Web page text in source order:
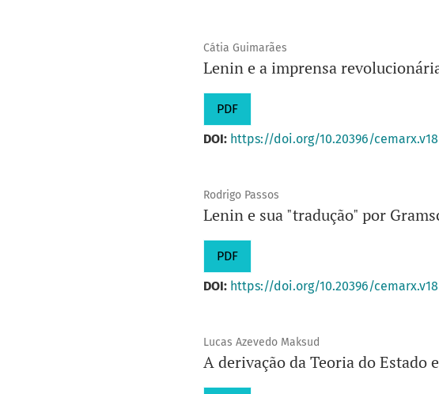
Cátia Guimarães
Lenin e a imprensa
PDF
DOI: https://doi.org/10.20396/
Rodrigo Passos
Lenin e sua "tradução" por
PDF
DOI: https://doi.org/10.20396/
Lucas Azevedo Maksud
A derivação da Teoria do